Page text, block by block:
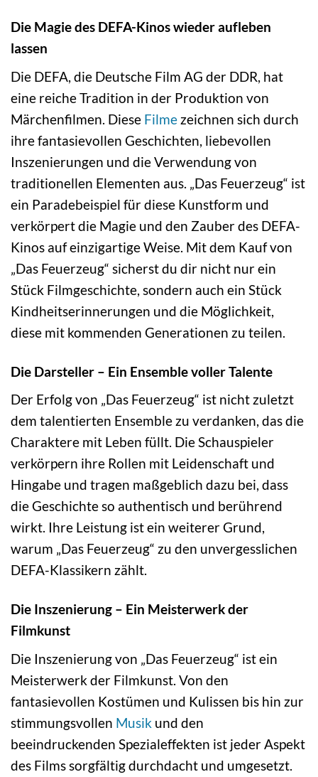
Die Magie des DEFA-Kinos wieder aufleben
lassen
Die DEFA, die Deutsche Film AG der DDR, hat
eine reiche Tradition in der Produktion von
Märchenfilmen. Diese Filme zeichnen sich durch
ihre fantasievollen Geschichten, liebevollen
Inszenierungen und die Verwendung von
traditionellen Elementen aus. „Das Feuerzeug“ ist
ein Paradebeispiel für diese Kunstform und
verkörpert die Magie und den Zauber des DEFA-
Kinos auf einzigartige Weise. Mit dem Kauf von
„Das Feuerzeug“ sicherst du dir nicht nur ein
Stück Filmgeschichte, sondern auch ein Stück
Kindheitserinnerungen und die Möglichkeit,
diese mit kommenden Generationen zu teilen.
Die Darsteller – Ein Ensemble voller Talente
Der Erfolg von „Das Feuerzeug“ ist nicht zuletzt
dem talentierten Ensemble zu verdanken, das die
Charaktere mit Leben füllt. Die Schauspieler
verkörpern ihre Rollen mit Leidenschaft und
Hingabe und tragen maßgeblich dazu bei, dass
die Geschichte so authentisch und berührend
wirkt. Ihre Leistung ist ein weiterer Grund,
warum „Das Feuerzeug“ zu den unvergesslichen
DEFA-Klassikern zählt.
Die Inszenierung – Ein Meisterwerk der
Filmkunst
Die Inszenierung von „Das Feuerzeug“ ist ein
Meisterwerk der Filmkunst. Von den
fantasievollen Kostümen und Kulissen bis hin zur
stimmungsvollen Musik und den
beeindruckenden Spezialeffekten ist jeder Aspekt
des Films sorgfältig durchdacht und umgesetzt.